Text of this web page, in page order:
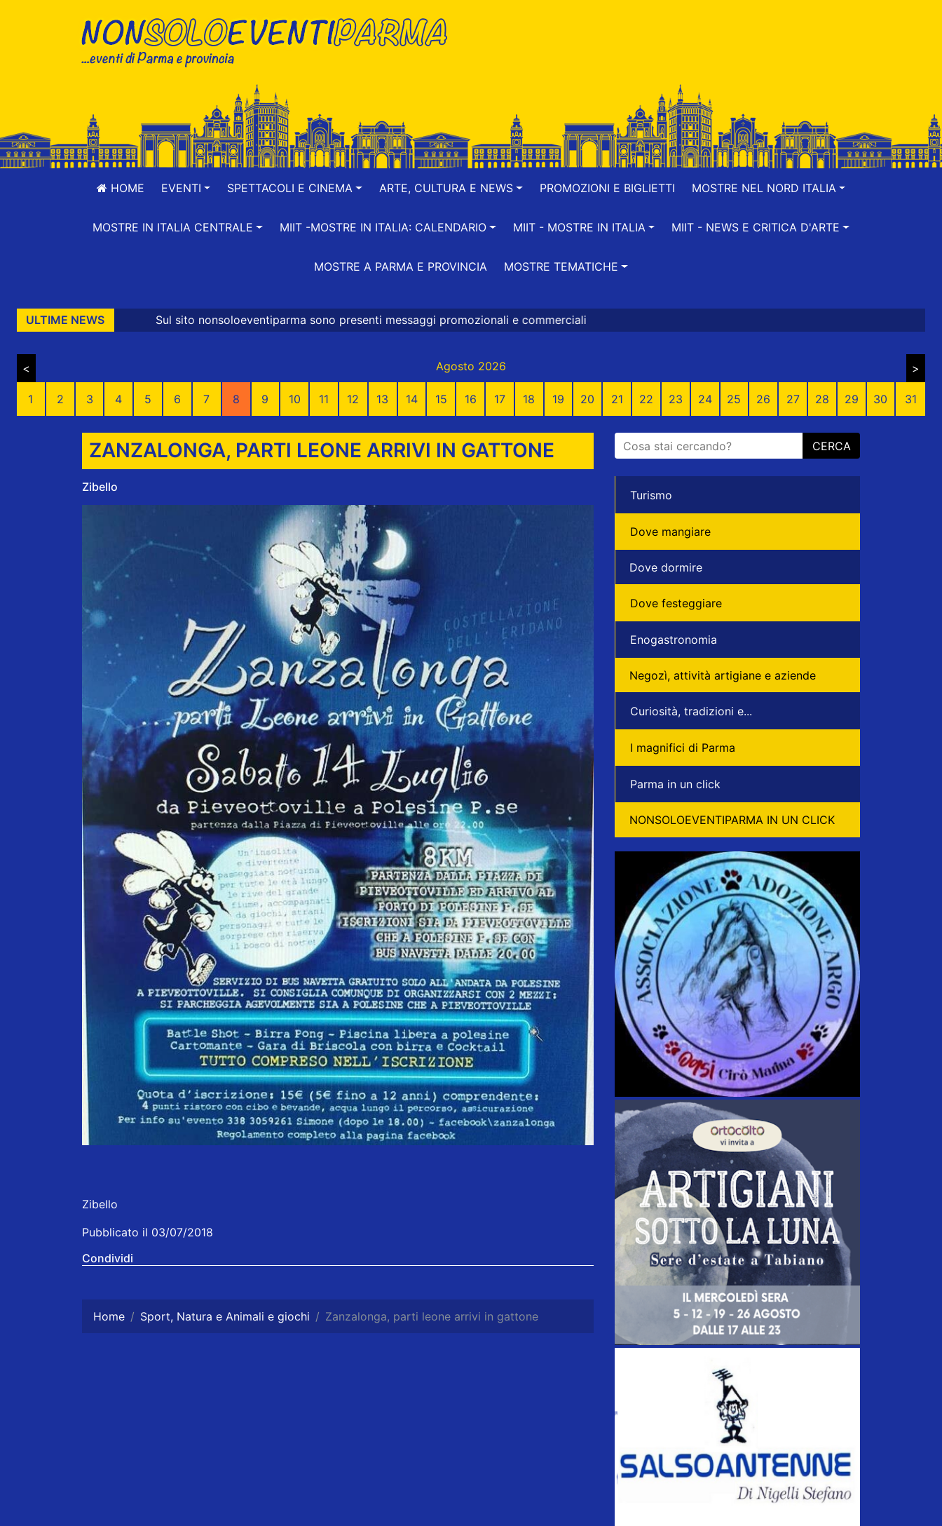
HOME EVENTI SPETTACOLI E CINEMA ARTE, CULTURA E NEWS PROMOZIONI E BIGLIETTI MOSTRE NEL NORD ITALIA
MOSTRE IN ITALIA CENTRALE MIIT -MOSTRE IN ITALIA: CALENDARIO MIIT - MOSTRE IN ITALIA MIIT - NEWS E CRITICA D'ARTE
MOSTRE A PARMA E PROVINCIA MOSTRE TEMATICHE
ULTIME NEWS
Sul sito nonsoloeventiparma sono presenti messaggi promozionali e commerciali
< Agosto 2026 >
1 2 3 4 5 6 7 8 9 10 11 12 13 14 15 16 17 18 19 20 21 22 23 24 25 26 27 28 29 30 31
ZANZALONGA, PARTI LEONE ARRIVI IN GATTONE
Zibello
Zibello
Pubblicato il 03/07/2018
Condividi
Home Sport, Natura e Animali e giochi Zanzalonga, parti leone arrivi in gattone
CERCA
Turismo
Dove mangiare
Dove dormire
Dove festeggiare
Enogastronomia
Negozì, attività artigiane e aziende
Curiosità, tradizioni e...
I magnifici di Parma
Parma in un click
NONSOLOEVENTIPARMA IN UN CLICK